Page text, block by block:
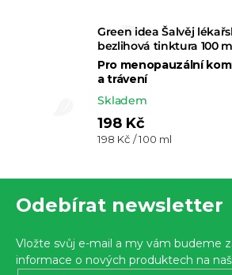
Green idea Šalvěj
bezlihová tinktura 100
Pro menopauzální
a trávení
Skladem
198 Kč
Měrná
198 Kč / 100 ml
Odebírat newsletter
Vložte svůj e-mail a my vám budeme
informace o nových produktech na